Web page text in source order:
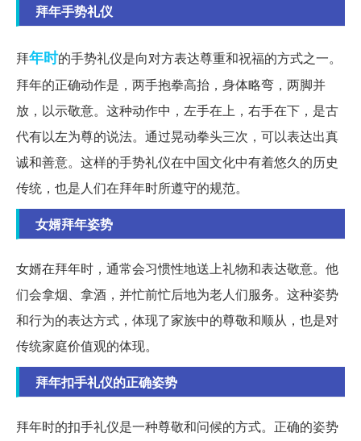
拜年手势礼仪
拜年时的手势礼仪是向对方表达尊重和祝福的方式之一。
拜年的正确动作是，两手抱拳高抬，身体略弯，两脚并
放，以示敬意。这种动作中，左手在上，右手在下，是古
代有以左为尊的说法。通过晃动拳头三次，可以表达出真
诚和善意。这样的手势礼仪在中国文化中有着悠久的历史
传统，也是人们在拜年时所遵守的规范。
女婿拜年姿势
女婿在拜年时，通常会习惯性地送上礼物和表达敬意。他
们会拿烟、拿酒，并忙前忙后地为老人们服务。这种姿势
和行为的表达方式，体现了家族中的尊敬和顺从，也是对
传统家庭价值观的体现。
拜年扣手礼仪的正确姿势
拜年时的扣手礼仪是一种尊敬和问候的方式。正确的姿势